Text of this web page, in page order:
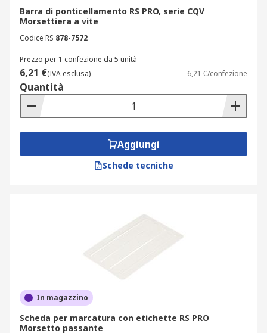
Barra di ponticellamento RS PRO, serie CQV
Morsettiera a vite
Codice RS 878-7572
Prezzo per 1 confezione da 5 unità
6,21 €(IVA esclusa) 6,21 €/confezione
Quantità
Aggiungi
Schede tecniche
In magazzino
Scheda per marcatura con etichette RS PRO
Morsetto passante